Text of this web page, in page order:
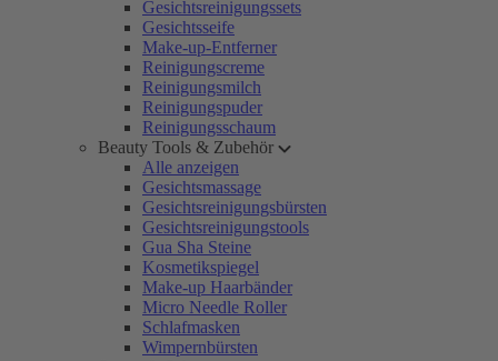
Gesichtsreinigungssets
Gesichtsseife
Make-up-Entferner
Reinigungscreme
Reinigungsmilch
Reinigungspuder
Reinigungsschaum
Beauty Tools & Zubehör
Alle anzeigen
Gesichtsmassage
Gesichtsreinigungsbürsten
Gesichtsreinigungstools
Gua Sha Steine
Kosmetikspiegel
Make-up Haarbänder
Micro Needle Roller
Schlafmasken
Wimpernbürsten